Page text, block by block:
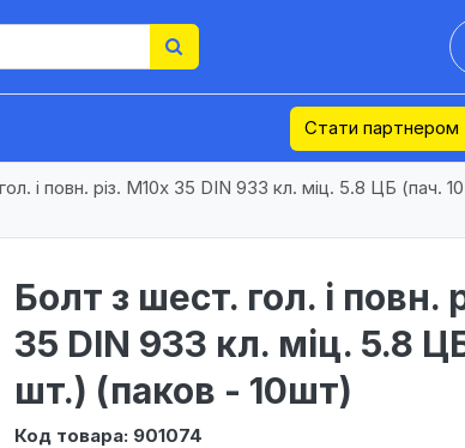
Стати партнером
і повн. різ. М10х 35 DIN 933 кл. міц. 5.8 ЦБ (пач.
Болт з шест. гол. і повн.
35 DIN 933 кл. міц. 5.8
шт.) (паков - 10шт)
Код товара: 901074